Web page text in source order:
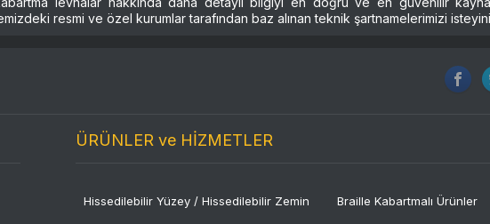
resmi ve özel kurumlar tarafından baz alınan teknik şartnamelerimizi
ÜRÜNLER ve HİZMETLER
Hissedilebilir Yüzey / Hissedilebilir Zemin Braille Kabartmalı Ürünler